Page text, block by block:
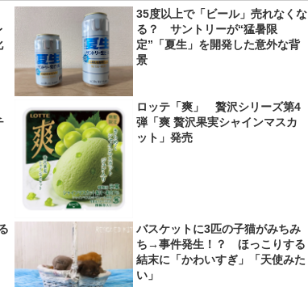
35度以上で「ビール」売れなくな
る？ サントリーが“猛暑限
定”「夏生」を開発した意外な背
景
ロッテ「爽」 贅沢シリーズ第4
弾「爽 贅沢果実シャインマスカ
ット」発売
バスケットに3匹の子猫がみちみ
ち→事件発生！？ ほっこりする
結末に「かわいすぎ」「天使みた
い」